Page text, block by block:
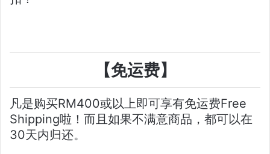
【免运费】
凡是购买RM400或以上即可享有免运费Free
Shipping啦！而且如果不满意商品，都可以在
30天内归还。